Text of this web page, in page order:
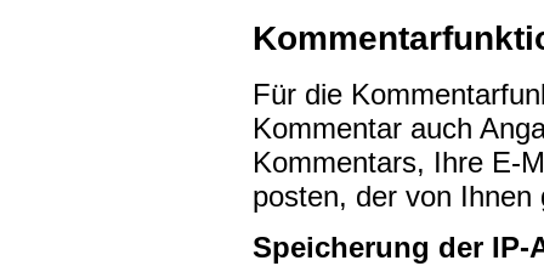
Für die
Kommentar auch
Kommentars, Ihre E-
posten, der von
Speicherung der IP-